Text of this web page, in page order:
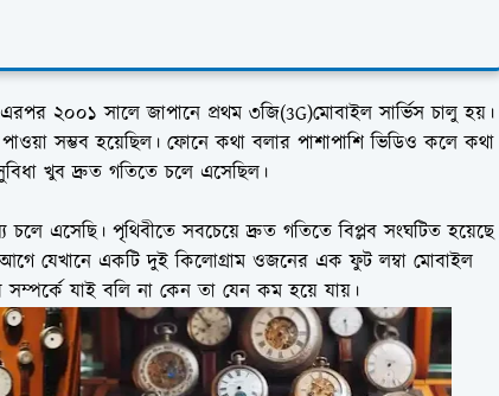
২০০১ সালে জাপানে প্রথম ৩জি(3G)মোবাইল সার্ভিস চালু হয়।
সম্ভব হয়েছিল। ফোনে কথা বলার পাশাপাশি ভিডিও কলে কথা
খুব দ্রুত গতিতে চলে এসেছিল।
এসেছি। পৃথিবীতে সবচেয়ে দ্রুত গতিতে বিপ্লব সংঘটিত হয়েছে
যেখানে একটি দুই কিলোগ্রাম ওজনের এক ফুট লম্বা মোবাইল
সম্পর্কে যাই বলি না কেন তা যেন কম হয়ে যায়।